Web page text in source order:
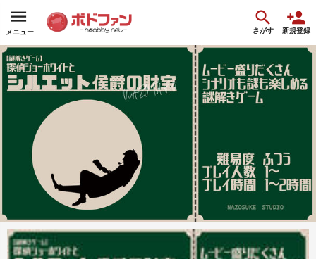
メニュー さがす 新規登録